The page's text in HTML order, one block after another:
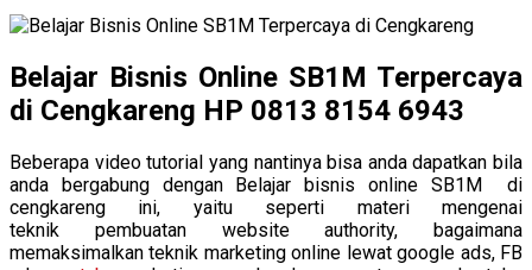
Belajar Bisnis Online SB1M Terpercaya
di Cengkareng HP 0813 8154 6943
Beberapa video tutorial yang nantinya bisa anda dapatkan bila
anda bergabung dengan Belajar bisnis online SB1M di
cengkareng ini, yaitu seperti materi mengenai
teknik pembuatan website authority, bagaimana
memaksimalkan teknik marketing online lewat google ads, FB